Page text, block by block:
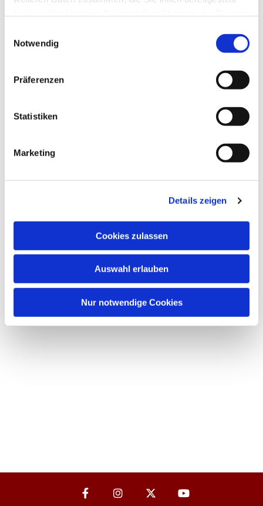
Notwendig
Präferenzen
Statistiken
Marketing
Details zeigen
Cookies zulassen
Auswahl erlauben
Nur notwendige Cookies